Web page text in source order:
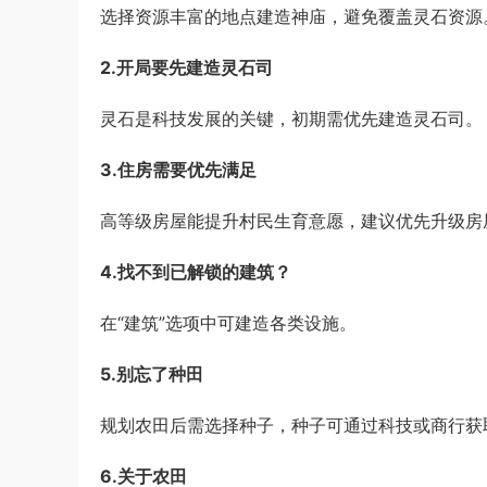
选择资源丰富的地点建造神庙，避免覆盖灵石资源
2.开局要先建造灵石司
灵石是科技发展的关键，初期需优先建造灵石司。
3.住房需要优先满足
高等级房屋能提升村民生育意愿，建议优先升级房
4.找不到已解锁的建筑？
在“建筑”选项中可建造各类设施。
5.别忘了种田
规划农田后需选择种子，种子可通过科技或商行获
6.关于农田